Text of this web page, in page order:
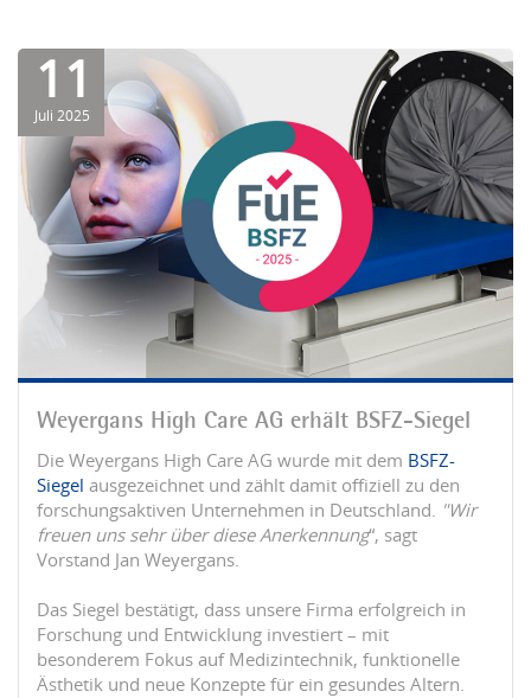
11
Juli 2025
Weyergans High Care AG erhält BSFZ-Siegel
Die Weyergans High Care AG wurde mit dem BSFZ-
Siegel ausgezeichnet und zählt damit offiziell zu den
forschungsaktiven Unternehmen in Deutschland. "Wir
freuen uns sehr über diese Anerkennung“, sagt
Vorstand Jan Weyergans.
Das Siegel bestätigt, dass unsere Firma erfolgreich in
Forschung und Entwicklung investiert – mit
besonderem Fokus auf Medizintechnik, funktionelle
Ästhetik und neue Konzepte für ein gesundes Altern.